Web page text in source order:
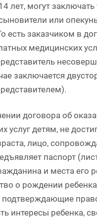
лет, могут заключать
или
есть заказчиком в
медицинских
заключается
договора об
услуг детям, не
лицо,
паспорт
и места его
о рождении
интересы ребенка,